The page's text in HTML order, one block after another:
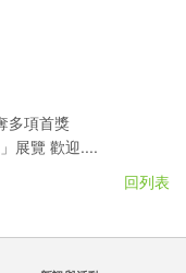
多項首獎
展覽 歡迎....
回列表